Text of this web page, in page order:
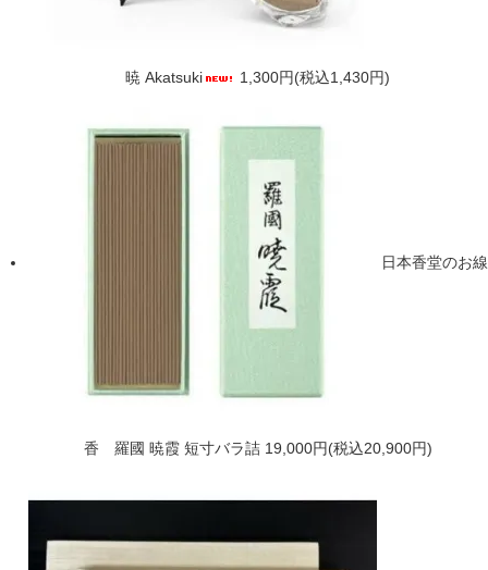
暁 Akatsuki 1,300円(税込1,430円)
日本香堂のお線
香 羅國 暁霞 短寸バラ詰 19,000円(税込20,900円)